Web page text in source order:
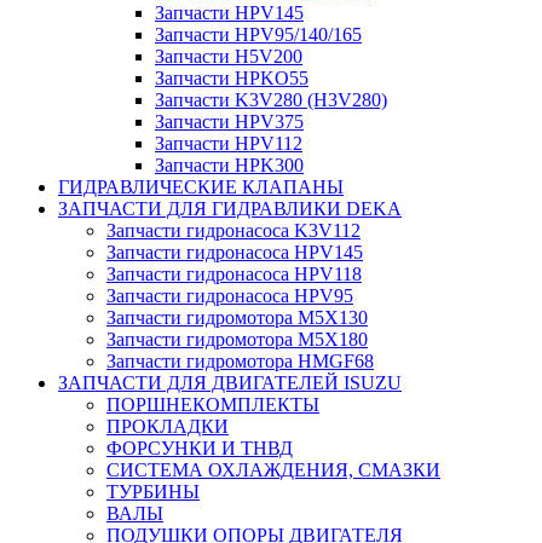
Запчасти HPV145
Запчасти HPV95/140/165
Запчасти H5V200
Запчасти HPKO55
Запчасти K3V280 (H3V280)
Запчасти HPV375
Запчасти HPV112
Запчасти HPK300
ГИДРАВЛИЧЕСКИЕ КЛАПАНЫ
ЗАПЧАСТИ ДЛЯ ГИДРАВЛИКИ DEKA
Запчасти гидронасоса K3V112
Запчасти гидронасоса HPV145
Запчасти гидронасоса HPV118
Запчасти гидронасоса HPV95
Запчасти гидромотора M5X130
Запчасти гидромотора M5X180
Запчасти гидромотора HMGF68
ЗАПЧАСТИ ДЛЯ ДВИГАТЕЛЕЙ ISUZU
ПОРШНЕКОМПЛЕКТЫ
ПРОКЛАДКИ
ФОРСУНКИ И ТНВД
СИСТЕМА ОХЛАЖДЕНИЯ, СМАЗКИ
ТУРБИНЫ
ВАЛЫ
ПОДУШКИ ОПОРЫ ДВИГАТЕЛЯ